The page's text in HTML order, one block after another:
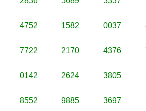
4752 1582 0037
7722 2170 4376
0142 2624 3805
8552 9885 3697